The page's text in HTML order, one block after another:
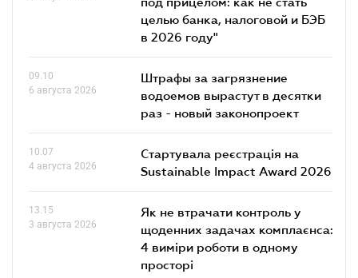
целью банка, налоговой и БЭБ
в 2026 году"
09.10
6 августа 2026
Штрафы за загрязнение
водоемов вырастут в десятки
раз - новый законопроект
10.07
4 августа 2026
Стартувала реєстрація на
Sustainable Impact Award 2026
13.15
3 августа 2026
Як не втрачати контроль у
щоденних задачах комплаєнса:
4 виміри роботи в одному
просторі